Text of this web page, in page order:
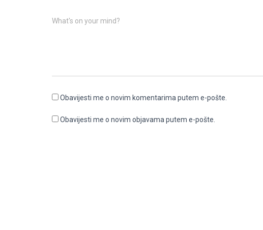
What's on your mind?
Obavijesti me o novim komentarima putem e-pošte.
Obavijesti me o novim objavama putem e-pošte.